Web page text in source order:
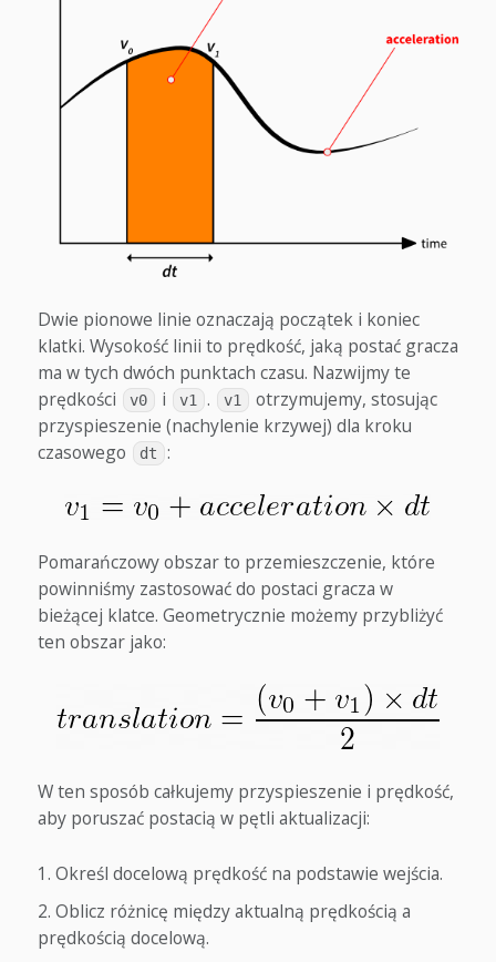
Dwie pionowe linie oznaczają początek i koniec
klatki. Wysokość linii to prędkość, jaką postać gracza
ma w tych dwóch punktach czasu. Nazwijmy te
prędkości
v0 i v1 . v1
otrzymujemy, stosując
przyspieszenie (nachylenie krzywej) dla kroku
czasowego
dt :
Pomarańczowy obszar to przemieszczenie, które
powinniśmy zastosować do postaci gracza w
bieżącej klatce. Geometrycznie możemy przybliżyć
ten obszar jako:
W ten sposób całkujemy przyspieszenie i prędkość,
aby poruszać postacią w pętli aktualizacji:
Określ docelową prędkość na podstawie wejścia.
Oblicz różnicę między aktualną prędkością a
prędkością docelową.